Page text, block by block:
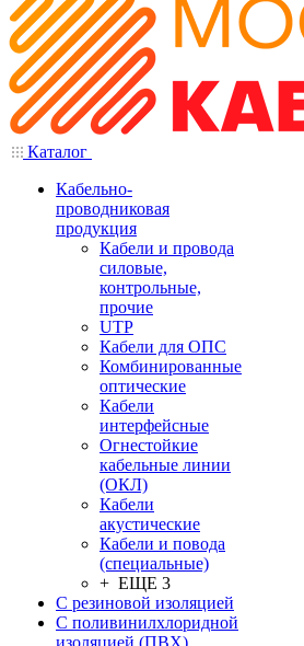
Каталог
Кабельно-
проводниковая
продукция
Кабели и провода
силовые,
контрольные,
прочие
UTP
Кабели для ОПС
Комбинированные
оптические
Кабели
интерфейсные
Огнестойкие
кабельные линии
(ОКЛ)
Кабели
акустические
Кабели и повода
(специальные)
+ ЕЩЕ 3
С резиновой изоляцией
С поливинилхлоридной
изоляцией (ПВХ)